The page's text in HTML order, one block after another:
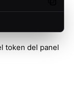
token del panel